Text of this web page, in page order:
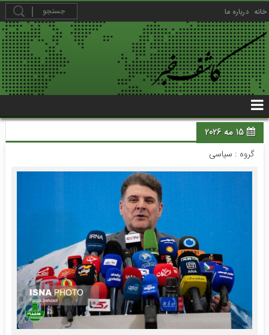
خانه درباره ما
15 مه 2026
گروه : سیاسی